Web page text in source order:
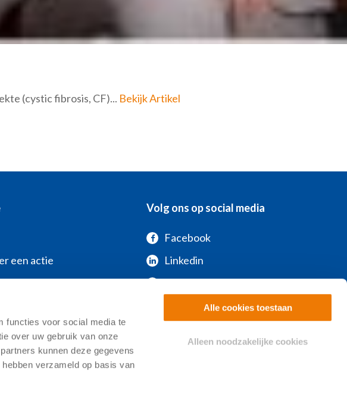
functies voor social media te
over uw gebruik van onze
kunnen deze gegevens
verzameld op basis van
Alle cookies toestaan
Alleen noodzakelijke cookies
(cystic fibrosis, CF)... Bekijk Artikel
een actie
Volg ons op social media
Facebook
Linkedin
Instagram